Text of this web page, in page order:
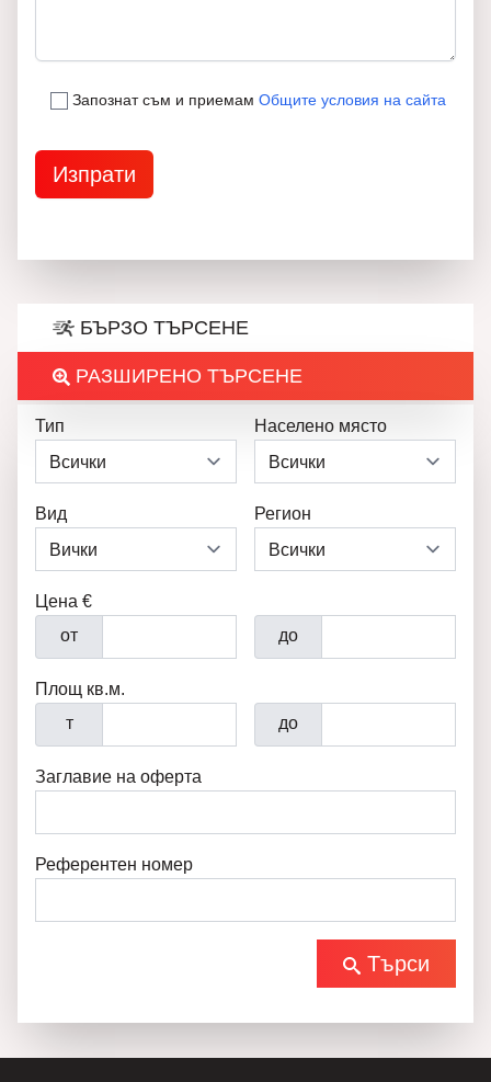
Запознат съм и приемам Общите условия на сайта
БЪРЗО ТЪРСЕНЕ
РАЗШИРЕНО ТЪРСЕНЕ
Тип Населено място
Вид Регион
Цена €
от
до
Площ кв.м.
т
до
Заглавие на оферта
Референтен номер
Търси